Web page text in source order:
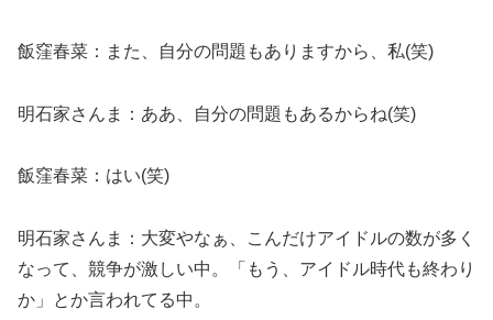
飯窪春菜：また、自分の問題もありますから、私(笑)
明石家さんま：ああ、自分の問題もあるからね(笑)
飯窪春菜：はい(笑)
明石家さんま：大変やなぁ、こんだけアイドルの数が多く
なって、競争が激しい中。「もう、アイドル時代も終わり
か」とか言われてる中。